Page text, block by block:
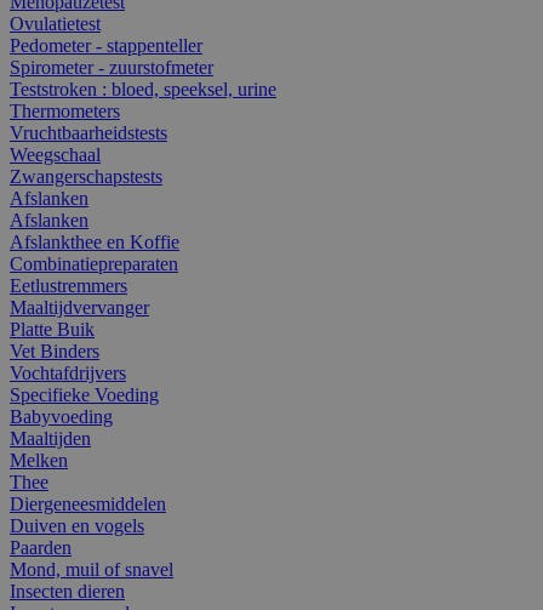
Ovulatietest
Pedometer - stappenteller
Spirometer - zuurstofmeter
Teststroken : bloed, speeksel, urine
Thermometers
Vruchtbaarheidstests
Weegschaal
Zwangerschapstests
Afslanken
Afslanken
Afslankthee en Koffie
Combinatiepreparaten
Eetlustremmers
Maaltijdvervanger
Platte Buik
Vet Binders
Vochtafdrijvers
Specifieke Voeding
Babyvoeding
Maaltijden
Melken
Thee
Diergeneesmiddelen
Duiven en vogels
Paarden
Mond, muil of snavel
Insecten dieren